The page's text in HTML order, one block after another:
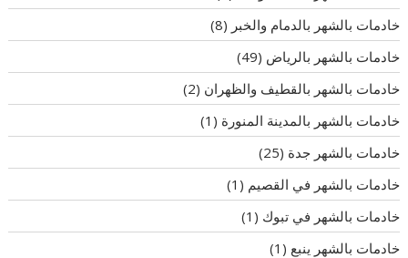
خادمات بالشهر بالدمام والخبر (8)
خادمات بالشهر بالرياض (49)
خادمات بالشهر بالقطيف والظهران (2)
خادمات بالشهر بالمدينة المنورة (1)
خادمات بالشهر جدة (25)
خادمات بالشهر في القصيم (1)
خادمات بالشهر في تبوك (1)
خادمات بالشهر ينبع (1)